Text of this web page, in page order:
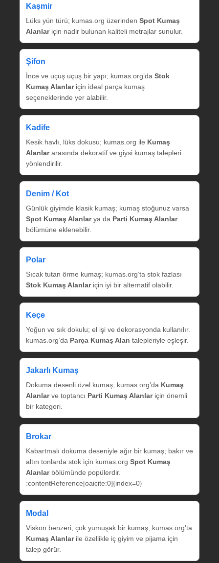
Kaşmir
Lüks yün türü; kumas.org üzerinden Spot Kumaş
Alanlariçin nadir bulunan kaliteli metrajlar sunulur.
Şifon
İnce ve uçuş uçuş bir yapı; kumas.org’da Stok
Kumaş Alanlariçin ideal parça kumaş
seçeneklerinde yer alabilir.
Kadife
Kesik havlı, lüks dokusu; kumas.org ile Kumaş
Alanlararasında dekoratif ve giysi kumaş talepleri
yönlendirilir.
Denim / Kot
Günlük giyimde klasik kumaş; kumaş stoğunuz varsa
Spot Kumaş Alanlarya da Parti Kumaş Alanlar
bölümüne eklenebilir.
Polar
Sıcak tutan örme kumaş; kumas.org’ta stok fazlası
Stok Kumaş Alanlariçin iyi bir alternatif olabilir.
Keçe
Yoğun ve sık dokulu; el işi ve dekorasyonda kullanılır.
kumas.org’da Parça Kumaş Alan talepleriyle eşleşir.
Jakarlı Kumaş
Dokuma desenli özel kumaş; kumas.org’da Kumaş
Alanlarve toptancı Parti Kumaş Alanlariçin önemli
bir kategori.
Brokar
Kabartmalı dokuma deseniyle ağır bir kumaş; bakır ve
altın tonlarda stok için kumas.org Spot Kumaş
Alanlarbölümünde popülerdir.
:contentReference[oaicite:0]{index=0}
Modal
Viskon benzeri, çok yumuşak bir kumaş; kumas.org’ta
Kumaş Alanlarile özellikle iç giyim ve pijama için
talep görür.